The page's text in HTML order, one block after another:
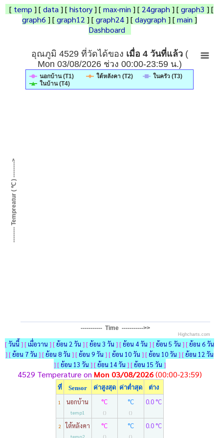
[ temp ] [data ] [history] [max-min ] [24graph ][graph3 ][
graph6 ] [graph12 ] [graph24][daygraph ] [main ]
Dashboard
----------- Time ----------->>
-------- Tempreatur ( ℃ ) -------->
อุณภูมิ 4529 ที่วัดได้ของ เมื่อ 4 วันที่แล้ว (
Mon 03/08/2026 ช่วง 00:00-23:59 น.)
นอกบ้าน (T1) ใต้หลังคา (T2)
ในครัว (T3)
ในบ้าน (T4)
Highcharts.com
[ วันนี้ ] [ เมื่อวาน ] [ ย้อน 2 วัน ] [ ย้อน 3 วัน ] [ ย้อน 4 วัน ] [ ย้อน 5 วัน ] [ ย้อน 6 วัน
] [ ย้อน 7 วัน ] [ ย้อน 8 วัน ] [ ย้อน 9 วัน ] [ ย้อน 10 วัน ] [ ย้อน 10 วัน ] [ ย้อน 12 วัน
] [ ย้อน 13 วัน] [ ย้อน 14 วัน] [ ย้อน 15 วัน]
4529 Temperature on Mon 03/08/2026(00:00-23:59)
ที่ Sensor ค่าสูงสุด ค่าต่ำสุด ต่าง
1 นอกบ้าน
temp1
°C
()
°C
()
0.0 °C
2 ใต้หลังคา
temp2
°C
()
°C
()
0.0 °C